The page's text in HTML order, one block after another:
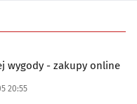
wygody - zakupy online
20:55